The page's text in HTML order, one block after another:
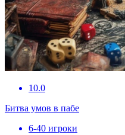
10.0
Битва умов в пабе
6-40 игроки